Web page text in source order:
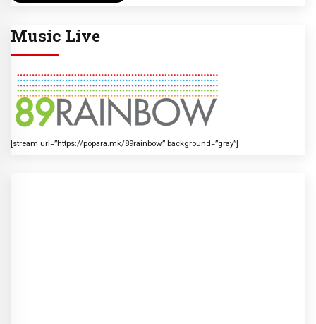
Music Live
[stream url=”https://popara.mk/89rainbow” background=”gray”]